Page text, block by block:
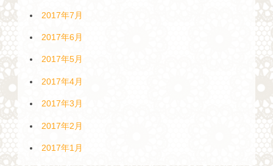
2017年7月
2017年6月
2017年5月
2017年4月
2017年3月
2017年2月
2017年1月